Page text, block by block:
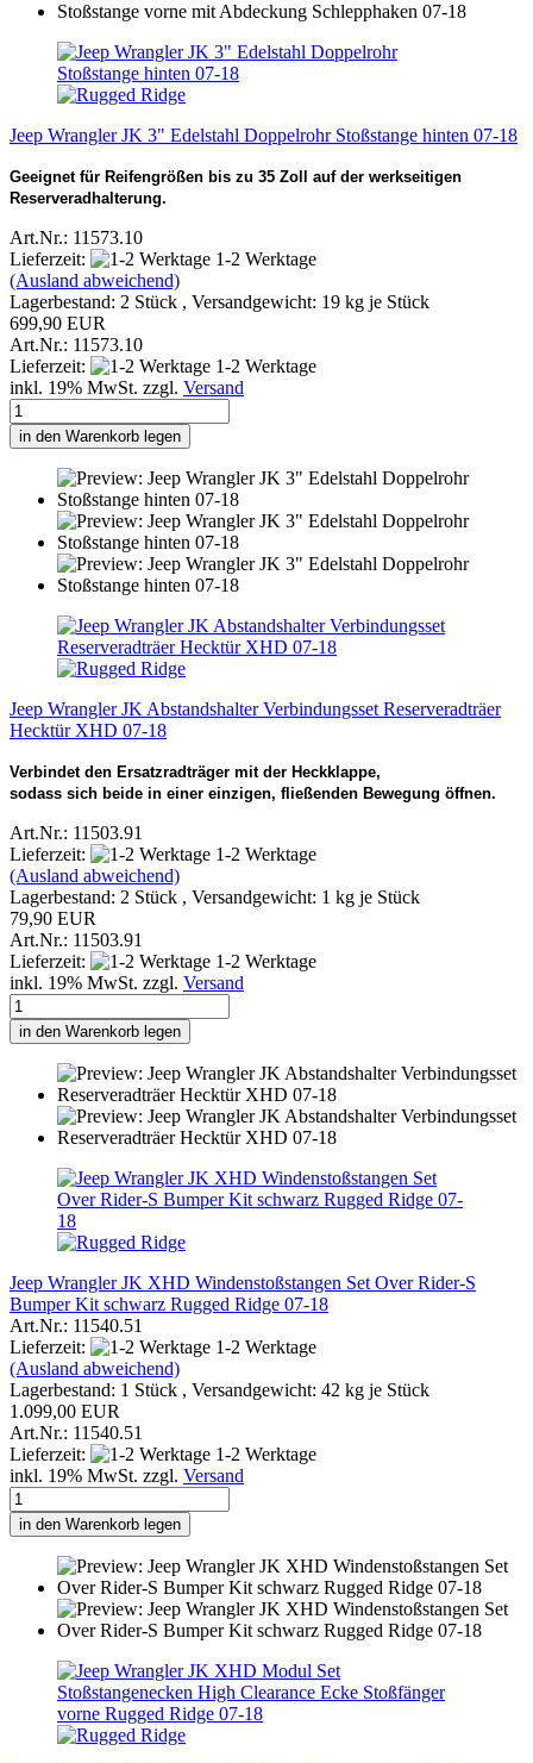
Jeep Wrangler JK 3" Edelstahl Doppelrohr Stoßstange hinten 07-18
Geeignet für Reifengrößen bis zu 35 Zoll auf der werkseitigen
Reserveradhalterung.
Art.Nr.: 11573.10
Lieferzeit:
1-2 Werktage
(Ausland abweichend)
Lagerbestand: 2 Stück , Versandgewicht: 19 kg je Stück
699,90 EUR
Art.Nr.: 11573.10
Lieferzeit:
1-2 Werktage
inkl. 19% MwSt. zzgl. Versand
in den Warenkorb legen
Jeep Wrangler JK Abstandshalter Verbindungsset Reserveradträer
Hecktür XHD 07-18
Verbindet den Ersatzradträger mit der Heckklappe,
sodass sich beide in einer einzigen, fließenden Bewegung öffnen.
Art.Nr.: 11503.91
Lieferzeit:
1-2 Werktage
(Ausland abweichend)
Lagerbestand: 2 Stück , Versandgewicht: 1 kg je Stück
79,90 EUR
Art.Nr.: 11503.91
Lieferzeit:
1-2 Werktage
inkl. 19% MwSt. zzgl. Versand
in den Warenkorb legen
Jeep Wrangler JK XHD Windenstoßstangen Set Over Rider-S
Bumper Kit schwarz Rugged Ridge 07-18
Art.Nr.: 11540.51
Lieferzeit:
1-2 Werktage
(Ausland abweichend)
Lagerbestand: 1 Stück , Versandgewicht: 42 kg je Stück
1.099,00 EUR
Art.Nr.: 11540.51
Lieferzeit:
1-2 Werktage
inkl. 19% MwSt. zzgl. Versand
in den Warenkorb legen